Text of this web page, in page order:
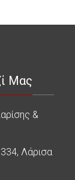
Μας
&
Λάρισα